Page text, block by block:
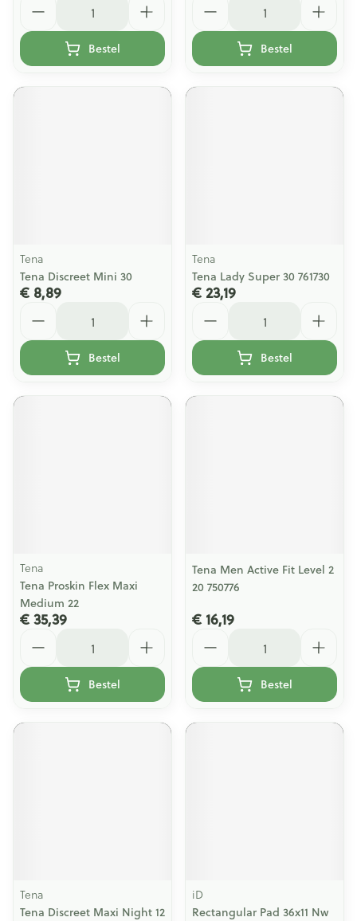
Bestel Bestel
Tena
Tena Discreet Mini 30
€ 8,89
Bestel
Tena
Tena Lady Super 30 761730
€ 23,19
Bestel
Tena
Tena Proskin Flex Maxi
Medium 22
€ 35,39
Bestel
Tena Men Active Fit Level 2
20 750776
€ 16,19
Bestel
Tena
Tena Discreet Maxi Night 12
iD
Rectangular Pad 36x11 Nw